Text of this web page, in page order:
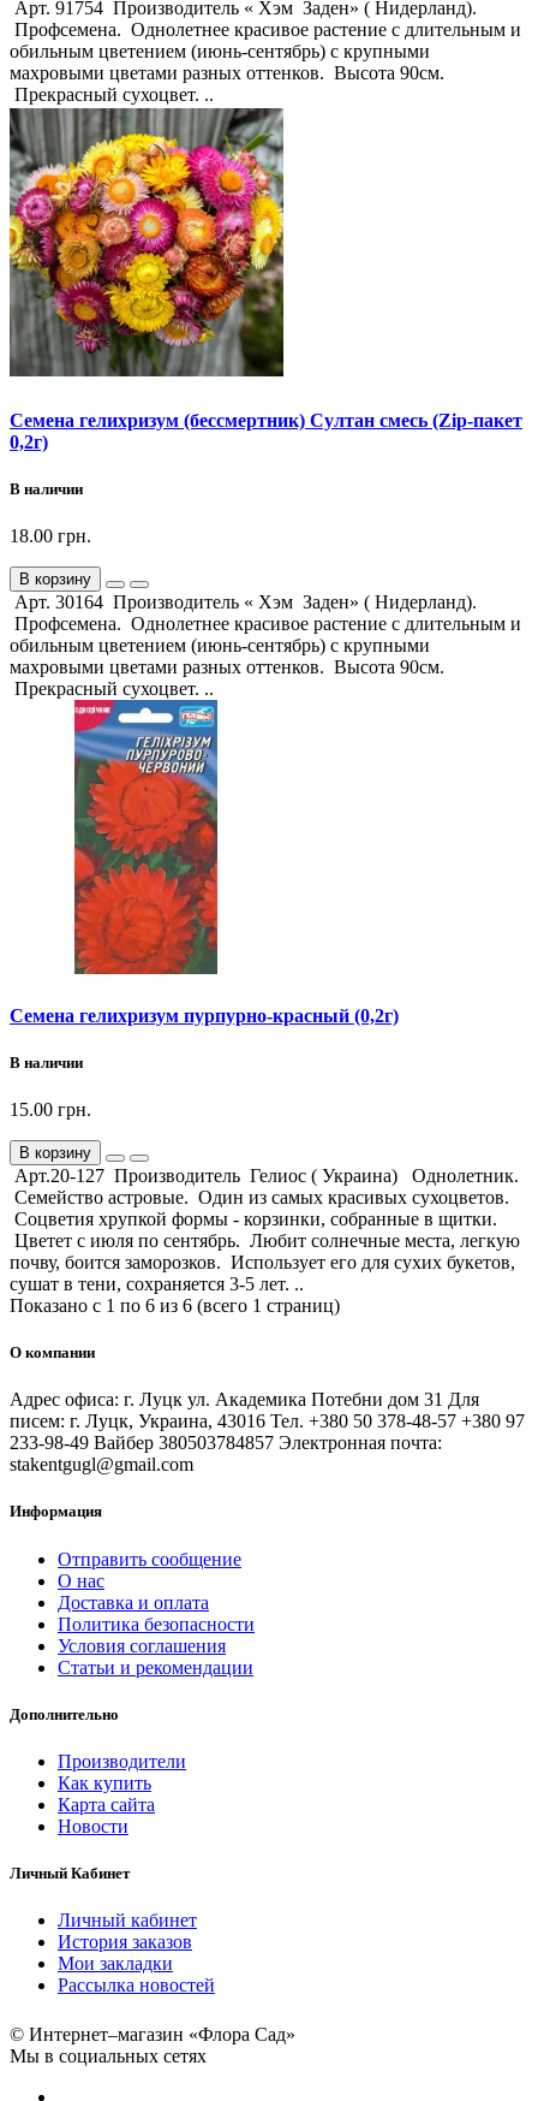
Арт. 91754 Производитель « Хэм Заден» ( Нидерланд).
Профсемена. Однолетнее красивое растение с длительным и
обильным цветением (июнь-сентябрь) с крупными
махровыми цветами разных оттенков. Высота 90см.
Прекрасный сухоцвет. ..
Семена гелихризум (бессмертник) Султан смесь (Zip-пакет
0,2г)
В наличии
18.00 грн.
В корзину
Арт. 30164 Производитель « Хэм Заден» ( Нидерланд).
Профсемена. Однолетнее красивое растение с длительным и
обильным цветением (июнь-сентябрь) с крупными
махровыми цветами разных оттенков. Высота 90см.
Прекрасный сухоцвет. ..
Семена гелихризум пурпурно-красный (0,2г)
В наличии
15.00 грн.
В корзину
Арт.20-127 Производитель Гелиос ( Украина) Однолетник.
Семейство астровые. Один из самых красивых сухоцветов.
Соцветия хрупкой формы - корзинки, собранные в щитки.
Цветет с июля по сентябрь. Любит солнечные места, легкую
почву, боится заморозков. Использует его для сухих букетов,
сушат в тени, сохраняется 3-5 лет. ..
Показано с 1 по 6 из 6 (всего 1 страниц)
О компании
Адрес офиса: г. Луцк ул. Академика Потебни дом 31 Для
писем: г. Луцк, Украина, 43016 Тел. +380 50 378-48-57 +380 97
233-98-49 Вайбер 380503784857 Электронная почта:
stakentgugl@gmail.com
Информация
Отправить сообщение
О нас
Доставка и оплата
Политика безопасности
Условия соглашения
Статьи и рекомендации
Дополнительно
Производители
Как купить
Карта сайта
Новости
Личный Кабинет
Личный кабинет
История заказов
Мои закладки
Рассылка новостей
© Интернет–магазин «Флора Сад»
Мы в социальных сетях